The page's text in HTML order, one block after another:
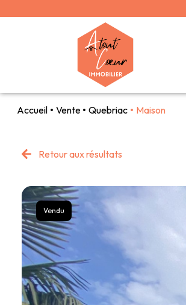
Accueil Vente Quebriac Maison
Retour aux résultats
Vendu